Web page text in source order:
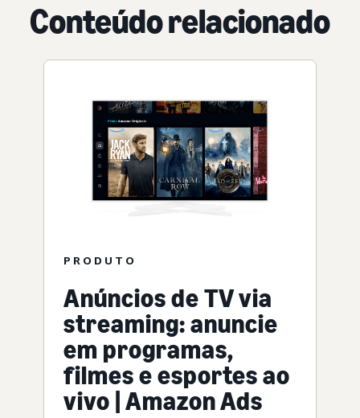
Conteúdo relacionado
PRODUTO
Anúncios de TV via
streaming: anuncie
em programas,
filmes e esportes ao
vivo | Amazon Ads